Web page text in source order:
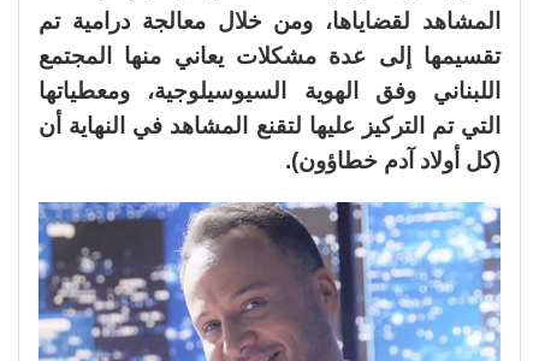
المشاهد لقضاياها، ومن خلال معالجة درامية تم
تقسيمها إلى عدة مشكلات يعاني منها المجتمع
اللبناني وفق الهوية السيوسيلوجية، ومعطياتها
التي تم التركيز عليها لتقنع المشاهد في النهاية أن
(كل أولاد آدم خطاؤون).